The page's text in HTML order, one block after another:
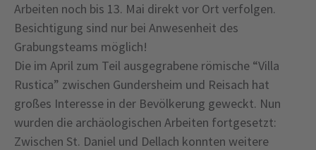
Arbeiten noch bis 13. Mai direkt vor Ort verfolgen.
Besichtigung sind nur bei Anwesenheit des
Grabungsteams möglich!
Die im April zum Teil ausgegrabene römische “Villa
Rustica” zwischen Gundersheim und Reisach hat
großes Interesse in der Bevölkerung geweckt. Nun
wurden die archäologischen Arbeiten fortgesetzt:
Zwischen St. Daniel und Dellach konnten weitere